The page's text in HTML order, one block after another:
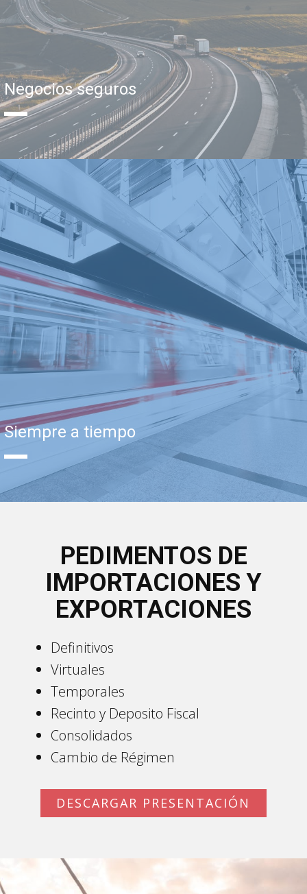
Negocios seguros
Siempre a tiempo
PEDIMENTOS DE
IMPORTACIONES Y
EXPORTACIONES
Definitivos
Virtuales
Temporales
Recinto y Deposito Fiscal
Consolidados
Cambio de Régimen
DESCARGAR PRESENTACIÓN